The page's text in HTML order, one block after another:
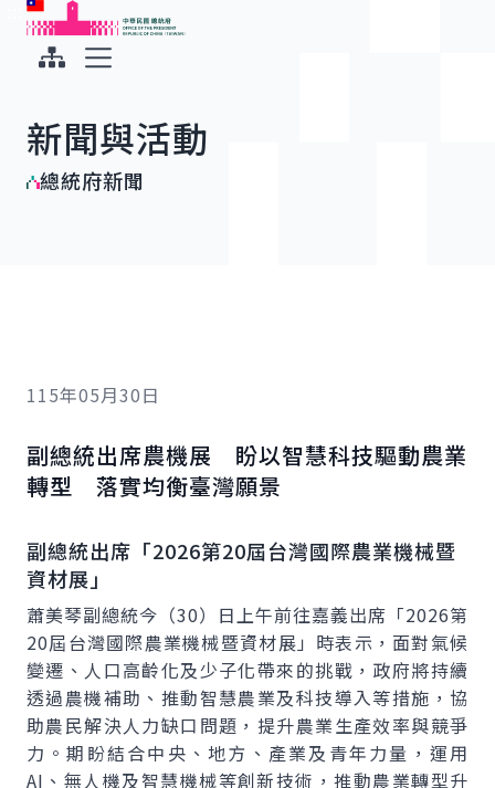
跳到主要內容
中華民國總統府
新聞與活動
總統府新聞
115年05月30日
副總統出席農機展 盼以智慧科技驅動農業
轉型 落實均衡臺灣願景
副總統出席「2026第20屆台灣國際農業機械暨
資材展」
蕭美琴副總統今（30）日上午前往嘉義出席「2026第
20屆台灣國際農業機械暨資材展」時表示，面對氣候
變遷、人口高齡化及少子化帶來的挑戰，政府將持續
透過農機補助、推動智慧農業及科技導入等措施，協
助農民解決人力缺口問題，提升農業生產效率與競爭
力。期盼結合中央、地方、產業及青年力量，運用
AI、無人機及智慧機械等創新技術，推動農業轉型升